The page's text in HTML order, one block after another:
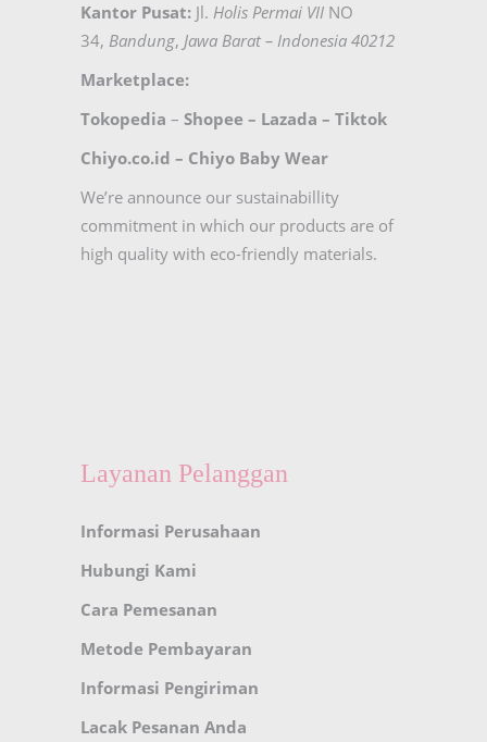
Kantor Pusat: Jl. Holis Permai VII NO
34, Bandung, Jawa Barat – Indonesia 40212
Marketplace:
Tokopedia – Shopee – Lazada – Tiktok
Chiyo.co.id – Chiyo Baby Wear
We’re announce our sustainabillity
commitment in which our products are of
high quality with eco-friendly materials.
Layanan Pelanggan
Informasi Perusahaan
Hubungi Kami
Cara Pemesanan
Metode Pembayaran
Informasi Pengiriman
Lacak Pesanan Anda